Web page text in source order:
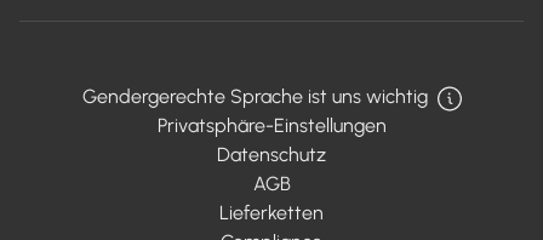
Privatsphäre-Einstellungen
Datenschutz
AGB
Lieferketten
Gendergerechte Sprache ist uns wichtig